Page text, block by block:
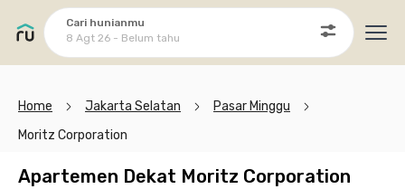
Cari hunianmu
8 Agt 26 - Belum tahu
Home Jakarta Selatan
Pasar Minggu
Moritz Corporation
Apartemen Dekat Moritz Corporation